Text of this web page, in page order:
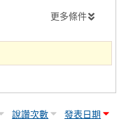
更多條件
說讚次數 發表日期